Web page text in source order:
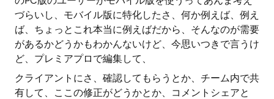
づらいし、モバイル版に特化したさ、何か例えば、例え
ば、ちょっとこれ本当に例えばだから、そんなのが需要
があるかどうかもわかんないけど、今思いつきで言うけ
ど、プレミアプロで編集して、
クライアントにさ、確認してもらうとか、チーム内で共
有して、ここの修正がどうかとか、コメントシェアと